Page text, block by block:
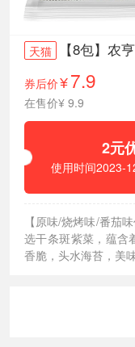
天猫 【8包】农
券后价¥ 7.9
在售价¥ 9.9
2元
使用时间2023-
【原味/烧烤味/番茄
选干条斑紫菜，蕴含
香脆，头水海苔，美